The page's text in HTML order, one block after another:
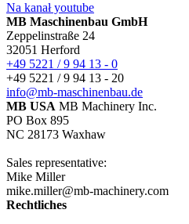
Na kanał youtube
MB Maschinenbau GmbH
Zeppelinstraße 24
32051 Herford
+49 5221 / 9 94 13 - 0
+49 5221 / 9 94 13 - 20
info@mb-maschinenbau.de
MB USA MB Machinery Inc.
PO Box 895
NC 28173 Waxhaw
Sales representative:
Mike Miller
mike.miller@mb-machinery.com
Rechtliches